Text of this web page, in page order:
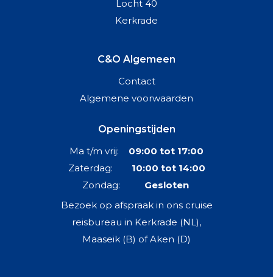
Locht 40
Kerkrade
C&O Algemeen
Contact
Algemene voorwaarden
Openingstijden
Ma t/m vrij: 09:00 tot 17:00
Zaterdag: 10:00 tot 14:00
Zondag: Gesloten
Bezoek op afspraak in ons cruise
reisbureau in Kerkrade (NL),
Maaseik (B) of Aken (D)